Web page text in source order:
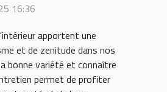
16:36
apportent une
et de zenitude dans nos
bonne variété et connaître
permet de profiter